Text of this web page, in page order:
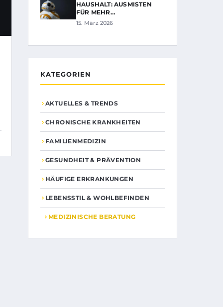
HAUSHALT: AUSMISTEN
FÜR MEHR…
15. März 2026
KATEGORIEN
AKTUELLES & TRENDS
CHRONISCHE KRANKHEITEN
FAMILIENMEDIZIN
GESUNDHEIT & PRÄVENTION
HÄUFIGE ERKRANKUNGEN
LEBENSSTIL & WOHLBEFINDEN
MEDIZINISCHE BERATUNG